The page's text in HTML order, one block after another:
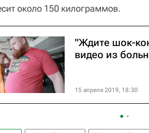
около 150 килограммов.
"Ждите шок-
видео из
15 апреля 2019, 18:30